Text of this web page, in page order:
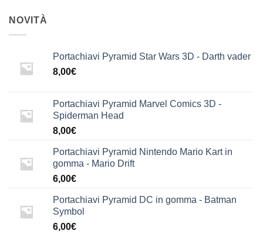
NOVITÀ
Portachiavi Pyramid Star Wars 3D - Darth vader
8,00€
Portachiavi Pyramid Marvel Comics 3D -
Spiderman Head
8,00€
Portachiavi Pyramid Nintendo Mario Kart in
gomma - Mario Drift
6,00€
Portachiavi Pyramid DC in gomma - Batman
Symbol
6,00€